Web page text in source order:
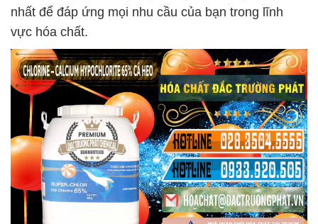
nhất để đáp ứng mọi nhu cầu của bạn trong lĩnh
vực hóa chất.